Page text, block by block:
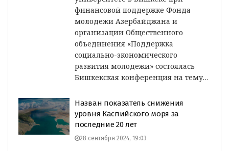
финансовой поддержке Фонда
молодежи Азербайджана и
организации Общественного
объединения «Поддержка
социально-экономического
развития молодежи» состоялась
Бишкекская конференция на тему…
Назван показатель снижения
уровня Каспийского моря за
последние 20 лет
28 сентября 2024, 19:03